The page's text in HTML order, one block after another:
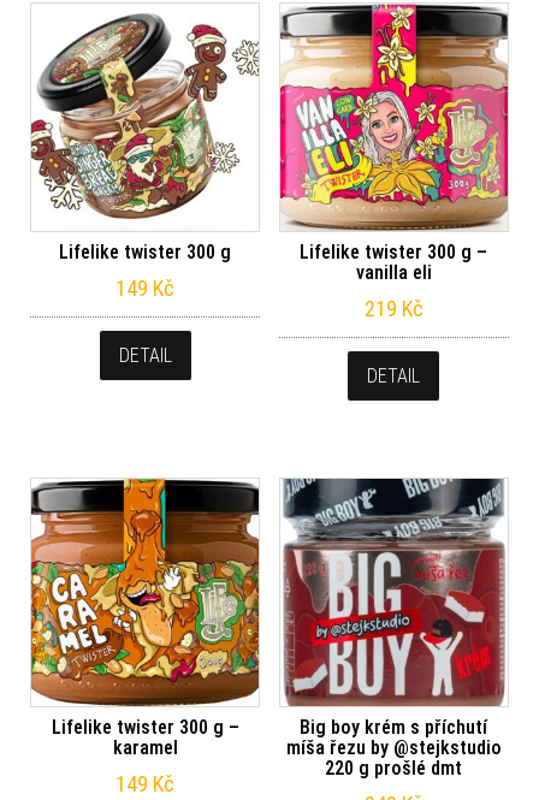
Lifelike twister 300 g
149 Kč
DETAIL
Lifelike twister 300 g –
vanilla eli
219 Kč
DETAIL
Lifelike twister 300 g –
karamel
149 Kč
Big boy krém s příchutí
míša řezu by @stejkstudio
220 g prošlé dmt